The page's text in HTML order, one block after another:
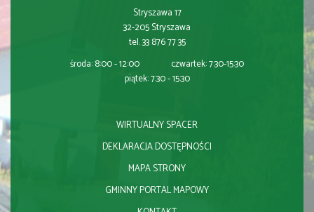
Stryszawa 17
32-205 Stryszawa
tel. 33 876 77 35
środa: 8:00 - 12:00 czwartek: 7:30-15:30
piątek: 7:30 - 15:30
WIRTUALNY SPACER
DEKLARACJA DOSTĘPNOŚCI
MAPA STRONY
GMINNY PORTAL MAPOWY